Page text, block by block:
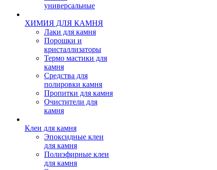
универсальные
ХИМИЯ ДЛЯ КАМНЯ
Лаки для камня
Порошки и
кристаллизаторы
Термо мастики для
камня
Средства для
полировки камня
Пропитки для камня
Очистители для
камня
Клеи для камня
Эпоксидные клеи
для камня
Полиэфирные клеи
для камня